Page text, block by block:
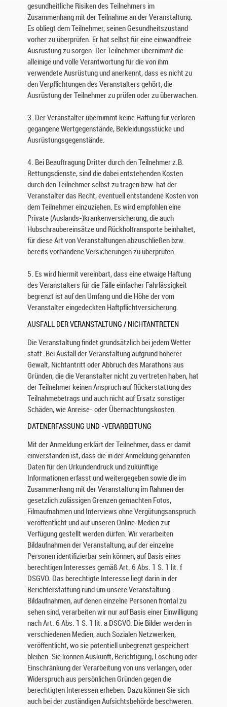
gesundheitliche Risiken des Teilnehmers im
Zusammenhang mit der Teilnahme an der Veranstaltung.
Es obliegt dem Teilnehmer, seinen Gesundheitszustand
vorher zu überprüfen. Er hat selbst für eine einwandfreie
Ausrüstung zu sorgen. Der Teilnehmer übernimmt die
alleinige und volle Verantwortung für die von ihm
verwendete Ausrüstung und anerkennt, dass es nicht zu
den Verpflichtungen des Veranstalters gehört, die
Ausrüstung der Teilnehmer zu prüfen oder zu überwachen.
3. Der Veranstalter übernimmt keine Haftung für verloren
gegangene Wertgegenstände, Bekleidungsstücke und
Ausrüstungsgegenstände.
4. Bei Beauftragung Dritter durch den Teilnehmer z.B.
Rettungsdienste, sind die dabei entstehenden Kosten
durch den Teilnehmer selbst zu tragen bzw. hat der
Veranstalter das Recht, eventuell entstandene Kosten von
dem Teilnehmer einzuziehen. Es wird empfohlen eine
Private (Auslands-)krankenversicherung, die auch
Hubschraubereinsätze und Rückholtransporte beinhaltet,
für diese Art von Veranstaltungen abzuschließen bzw.
bereits vorhandene Versicherungen zu überprüfen.
5. Es wird hiermit vereinbart, dass eine etwaige Haftung
des Veranstalters für die Fälle einfacher Fahrlässigkeit
begrenzt ist auf den Umfang und die Höhe der vom
Veranstalter eingedeckten Haftpflichtversicherung.
AUSFALL DER VERANSTALTUNG / NICHTANTRETEN
Die Veranstaltung findet grundsätzlich bei jedem Wetter
statt. Bei Ausfall der Veranstaltung aufgrund höherer
Gewalt, Nichtantritt oder Abbruch des Marathons aus
Gründen, die die Veranstalter nicht zu vertreten haben, hat
der Teilnehmer keinen Anspruch auf Rückerstattung des
Teilnahmebetrags und auch nicht auf Ersatz sonstiger
Schäden, wie Anreise- oder Übernachtungskosten.
DATENERFASSUNG UND -VERARBEITUNG
Mit der Anmeldung erklärt der Teilnehmer, dass er damit
einverstanden ist, dass die in der Anmeldung genannten
Daten für den Urkundendruck und zukünftige
Informationen erfasst und weitergegeben sowie die im
Zusammenhang mit der Veranstaltung im Rahmen der
gesetzlich zulässigen Grenzen gemachten Fotos,
Filmaufnahmen und Interviews ohne Vergütungsanspruch
veröffentlicht und auf unseren Online-Medien zur
Verfügung gestellt werden dürfen. Wir verarbeiten
Bildaufnahmen der Veranstaltung, auf der einzelne
Personen identifizierbar sein können, auf Basis eines
berechtigen Interesses gemäß Art. 6 Abs. 1 S. 1 lit. f
DSGVO. Das berechtigte Interesse liegt darin in der
Berichterstattung rund um unsere Veranstaltung.
Bildaufnahmen, auf denen einzelne Personen frontal zu
sehen sind, verarbeiten wir nur auf Basis einer Einwilligung
nach Art. 6 Abs. 1 S. 1 lit. a DSGVO. Die Bilder werden in
verschiedenen Medien, auch Sozialen Netzwerken,
veröffentlicht, wo sie potentiell unbegrenzt gespeichert
bleiben. Sie können Auskunft, Berichtigung, Löschung oder
Einschränkung der Verarbeitung von uns verlangen, oder
Widerspruch aus persönlichen Gründen gegen die
berechtigten Interessen erheben. Dazu können Sie sich
auch bei der zuständigen Aufsichtsbehörde beschweren.
e
i
t
u
n
g
u
n
d
u
z
u
g
a
n
l
ä
s
s
l
i
h
I
h
r
s
e
s
u
c
h
s
a
u
u
n
s
e
r
e
r
o
e
p
a
g
e
i
s
t
u
n
s
e
i
n
w